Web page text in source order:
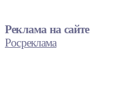
Реклама на сайте
Росреклама